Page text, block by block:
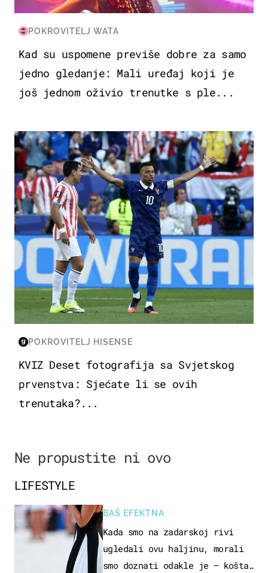
POKROVITELJ WATA
Kad su uspomene previše dobre za samo
jedno gledanje: Mali uređaj koji je
još jednom oživio trenutke s ple...
SVJETSKO PRVENSTVO 2026
POKROVITELJ HISENSE
KVIZ Deset fotografija sa Svjetskog
prvenstva: Sjećate li se ovih
trenutaka?...
Ne propustite ni ovo
LIFESTYLE
BAŠ EFEKTNA
Kada smo na zadarskoj rivi
ugledali ovu haljinu, morali
smo doznati odakle je – košta